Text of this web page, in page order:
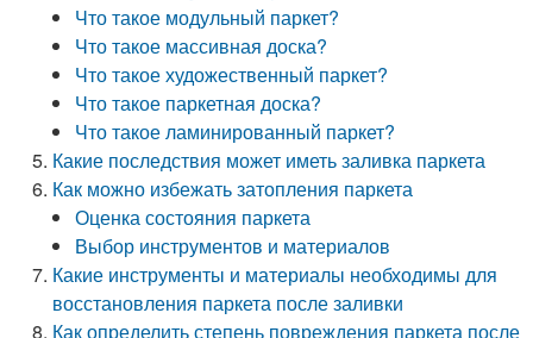
Что такое модульный паркет?
Что такое массивная доска?
Что такое художественный паркет?
Что такое паркетная доска?
Что такое ламинированный паркет?
Какие последствия может иметь заливка паркета
Как можно избежать затопления паркета
Оценка состояния паркета
Выбор инструментов и материалов
Какие инструменты и материалы необходимы для
восстановления паркета после заливки
Как определить степень повреждения паркета после